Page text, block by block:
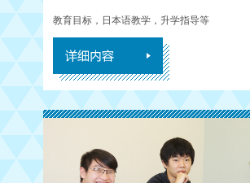
教育目标，日本语教学，升学指导等